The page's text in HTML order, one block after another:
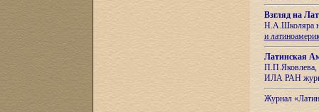
Взгляд на
Н.А.Школяра
и
Латинская
П.П.Яковлева,
ИЛА РАН
Журнал